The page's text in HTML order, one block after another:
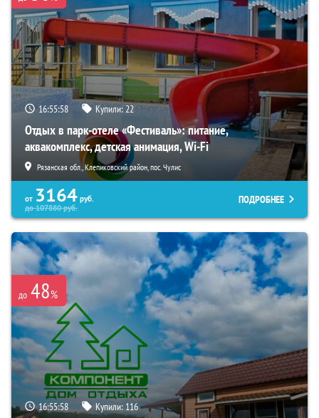
16:55:57 Купили:22
Отдых в парк-отеле «Фестиваль»: питание,
аквакомплекс, детская анимация, Wi-Fi
Рязанская обл., Клепиковский район, пос. Чулис
от 3164 руб.
до107880руб.
ПОДРОБНЕЕ
до 48%
16:55:57 Купили: 116